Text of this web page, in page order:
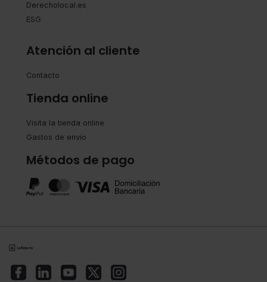
Derecholocal.es
ESG
Atención al cliente
Contacto
Tienda online
Visita la tienda online
Gastos de envío
Métodos de pago